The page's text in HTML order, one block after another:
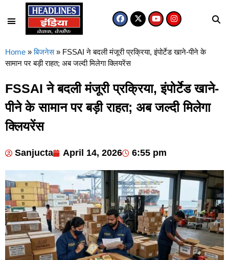
Home » बिजनेस » FSSAI ने बदली मंजूरी प्रक्रिया, इंपोर्टेड खाने-पीने के
सामान पर बड़ी राहत; अब जल्दी मिलेगा क्लियरेंस
FSSAI ने बदली मंजूरी प्रक्रिया, इंपोर्टेड खाने-
पीने के सामान पर बड़ी राहत; अब जल्दी मिलेगा
क्लियरेंस
Sanjucta April 14, 2026 6:55 pm